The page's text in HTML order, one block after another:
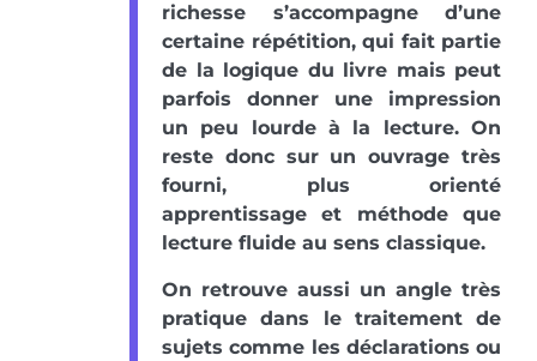
richesse s’accompagne d’une
certaine répétition, qui fait partie
de la logique du livre mais peut
parfois donner une impression
un peu lourde à la lecture. On
reste donc sur un ouvrage très
fourni, plus orienté
apprentissage et méthode que
lecture fluide au sens classique.
On retrouve aussi un angle très
pratique dans le traitement de
sujets comme les déclarations ou